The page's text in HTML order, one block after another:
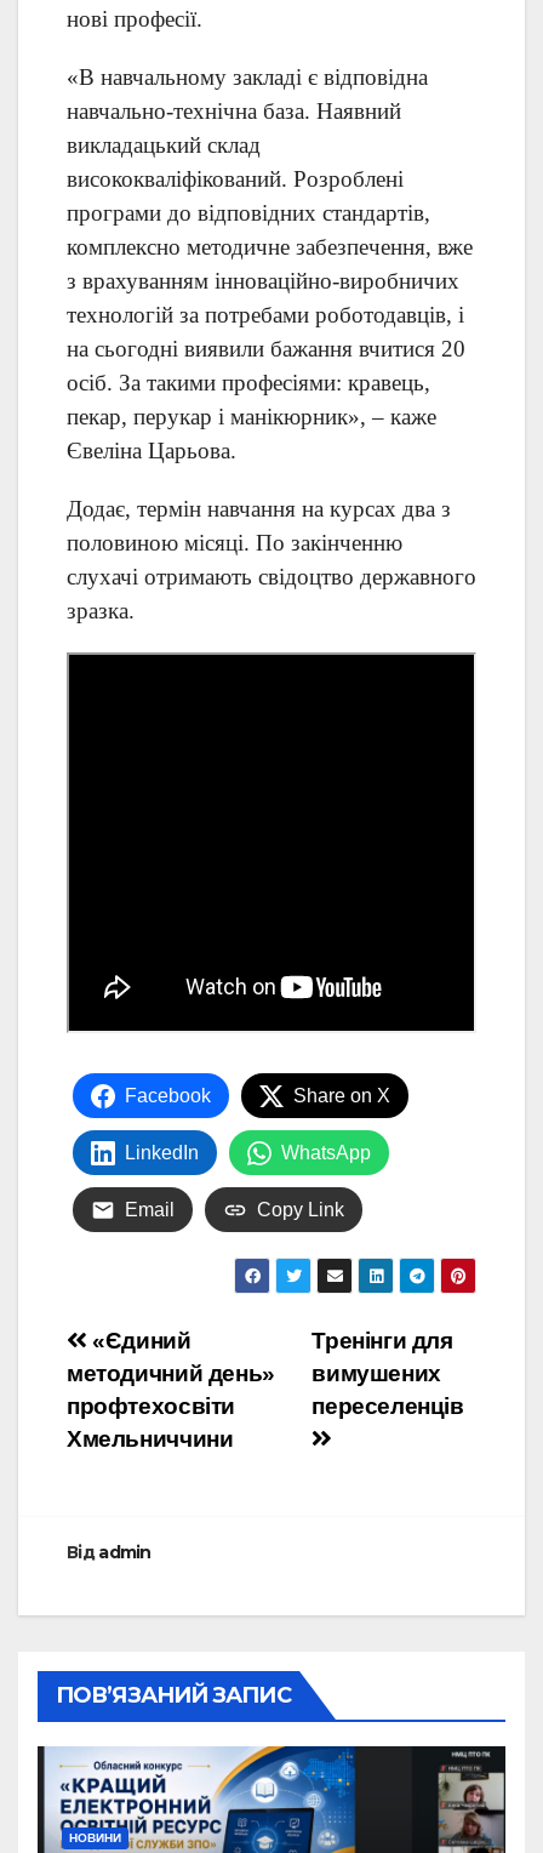
нові професії.
«В навчальному закладі є відповідна
навчально-технічна база. Наявний
викладацький склад
висококваліфікований. Розроблені
програми до відповідних стандартів,
комплексно методичне забезпечення, вже
з врахуванням інноваційно-виробничих
технологій за потребами роботодавців, і
на сьогодні виявили бажання вчитися 20
осіб. За такими професіями: кравець,
пекар, перукар і манікюрник», – каже
Євеліна Царьова.
Додає, термін навчання на курсах два з
половиною місяці. По закінченню
слухачі отримають свідоцтво державного
зразка.
Facebook Share on X
LinkedIn WhatsApp
Email Copy Link
Тренінги для
вимушених
переселенців
«Єдиний
методичний день»
профтехосвіти
Хмельниччини
Відadmin
ПОВ’ЯЗАНИЙ ЗАПИС
НОВИНИ